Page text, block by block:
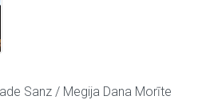
Sanz / Megija Dana Morīte